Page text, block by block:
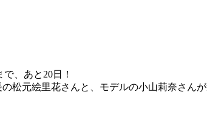
、あと20日！
松元絵里花さんと、モデルの小山莉奈さん